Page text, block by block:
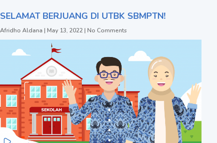
SELAMAT BERJUANG DI UTBK SBMPTN!
Afridho Aldana May 13, 2022 No Comments